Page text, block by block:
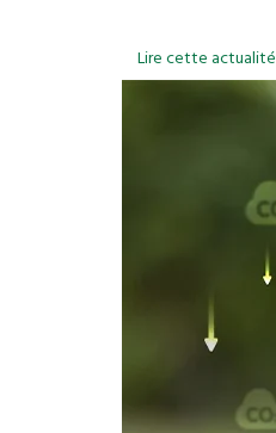
Lire cette actualité